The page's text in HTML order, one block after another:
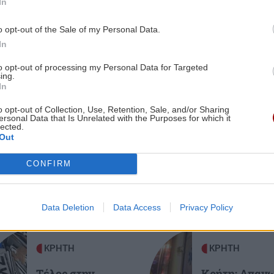
opt-out of the Sale of my Personal Data.
opt-out of processing my Personal Data for Targeted
opt-out of Collection, Use, Retention, Sale, and/or Sharing
Data that Is Unrelated with the Purposes for which it
CONFIRM
Data Deletion Data Access Privacy Policy
11:34
–
υψηλός ο κίνδυνος πυρκαγιάς
GOSSIP - LIFESTYLE
2026: Τι πρέπει να πληρωθεί έως το
τέλος του μήνα
09:36
Περού: 13 νεκροί σε τροχαίο –
Ανάμεσά τους και παιδιά
οι ειδήσεις
ΚΡΗΤΗ ΚΡΗΤΗ